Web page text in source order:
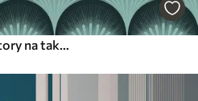
Kontrastné mätové ventilátory na takmer čiernom pozadí